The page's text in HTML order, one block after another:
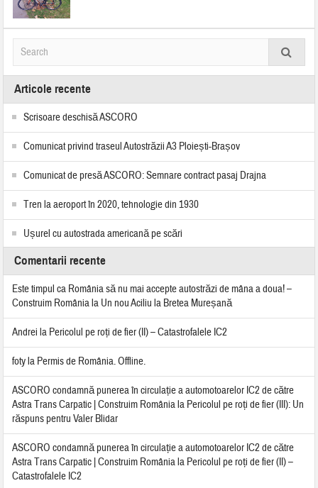
Articole recente
Scrisoare deschisă ASCORO
Comunicat privind traseul Autostrăzii A3 Ploiești-Brașov
Comunicat de presă ASCORO: Semnare contract pasaj Drajna
Tren la aeroport în 2020, tehnologie din 1930
Ușurel cu autostrada americană pe scări
Comentarii recente
Este timpul ca România să nu mai accepte autostrăzi de mâna a doua! –
Construim Româniala Un nou Aciliu la Bretea Mureșană
Andrei la Pericolul pe roți de fier (II) – Catastrofalele IC2
fotyla Permis de România. Offline.
ASCORO condamnă punerea în circulație a automotoarelor IC2 de către
Astra Trans Carpatic | Construim Româniala Pericolul pe roți de fier (III): Un
răspuns pentru Valer Blidar
ASCORO condamnă punerea în circulație a automotoarelor IC2 de către
Astra Trans Carpatic | Construim Româniala Pericolul pe roți de fier (II) –
Catastrofalele IC2